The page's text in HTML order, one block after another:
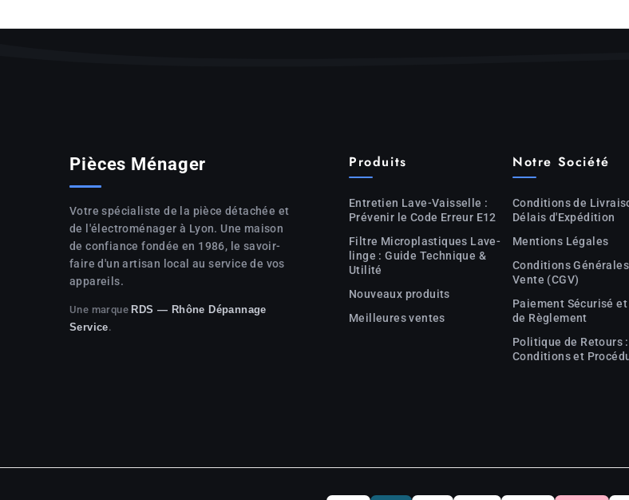
Pièces Ménager
Votre spécialiste de la pièce détachée et
de l'électroménager à Lyon. Une maison
de confiance fondée en 1986, le savoir-
faire d'un artisan local au service de vos
appareils.
Une marque RDS — Rhône Dépannage
Service.
Produits
Entretien Lave-Vaisselle :
Prévenir le Code Erreur E12
Filtre Microplastiques Lave-
linge : Guide Technique &
Utilité
Nouveaux produits
Meilleures ventes
Notre Société
Conditions de
Délais d'Expédition
Mentions Légales
Conditions
Vente (CGV)
Paiement Sécurisé
de Règlement
Politique de Retours :
Conditions et